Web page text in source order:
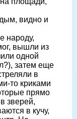
видно и
народу,
вышли из
одной
затем еще
в
то криками
прямо
зверей,
в кучу,